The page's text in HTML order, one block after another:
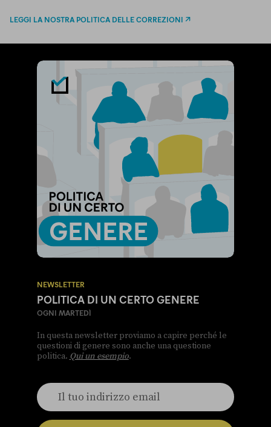
LEGGI LA NOSTRA POLITICA DELLE CORREZIONI
NEWSLETTER
POLITICA DI UN CERTO GENERE
OGNI MARTEDÌ
In questa newsletter proviamo a capire perché le
questioni di genere sono anche una questione
politica. Qui un esempio.